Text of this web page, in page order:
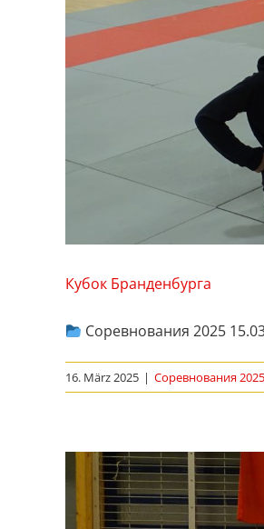
Кубок Бранденбурга
Соревнования 2025
16. März 2025 | Соревнования 2025